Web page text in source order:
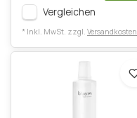
Vergleichen
* Inkl. MwSt. zzgl. Versandkosten